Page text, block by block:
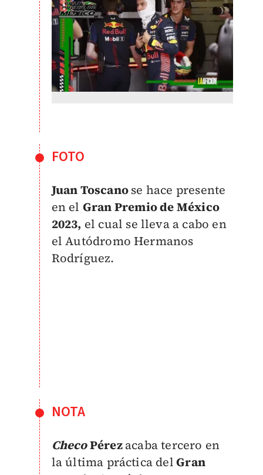
FOTO
Juan Toscanose hace presente
en el Gran Premio de México
2023, el cual se lleva a cabo en
el Autódromo Hermanos
Rodríguez.
NOTA
ChecoPérezacaba tercero en
la última práctica delGran